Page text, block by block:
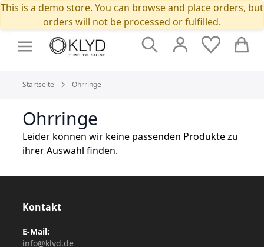
This is a demo store. You can browse and place orders, but
orders will not be processed or fulfilled.
Suche
Cart
Startseite Ohrringe
Ohrringe
Leider können wir keine passenden Produkte zu
ihrer Auswahl finden.
Kontakt
E-Mail:
info@klyd.de